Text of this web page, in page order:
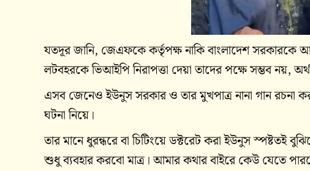
যতদূর জানি, জেএফকে কর্তৃপক্ষ নাকি বাংলাদেশ সরকারকে
লটবহরকে ভিআইপি নিরাপত্তা দেয়া তাদের পক্ষে সম্ভব নয়,
এসব জেনেও ইউনুস সরকার ও তার মুখপাত্র নানা গান
ঘটনা নিয়ে।
তার মানে ধুরন্ধরে বা চিটিংয়ে ডক্টরেট করা ইউনুস স্পষ্টতই
শুধু ব্যবহার করবো মাত্র। আমার কথার বাইরে কেউ যেতে